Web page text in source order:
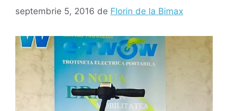
septembrie 5, 2016 de Florin de la Bimax